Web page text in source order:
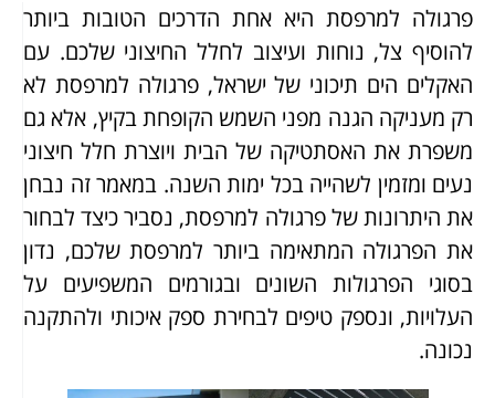
פרגולה למרפסת היא אחת הדרכים הטובות ביותר
להוסיף צל, נוחות ועיצוב לחלל החיצוני שלכם. עם
האקלים הים תיכוני של ישראל, פרגולה למרפסת לא
רק מעניקה הגנה מפני השמש הקופחת בקיץ, אלא גם
משפרת את האסתטיקה של הבית ויוצרת חלל חיצוני
נעים ומזמין לשהייה בכל ימות השנה. במאמר זה נבחן
את היתרונות של פרגולה למרפסת, נסביר כיצד לבחור
את הפרגולה המתאימה ביותר למרפסת שלכם, נדון
בסוגי הפרגולות השונים ובגורמים המשפיעים על
העלויות, ונספק טיפים לבחירת ספק איכותי ולהתקנה
נכונה.